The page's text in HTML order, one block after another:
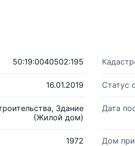
50:19:0040502:195
16.01.2019 Статус
Здание
(Жилой дом)
Дата
1972 Дом